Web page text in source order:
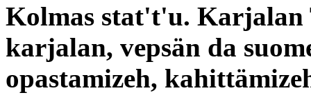
Kolmas stat't'u. Karjalan
karjalan, vepsän da
opastamizeh,